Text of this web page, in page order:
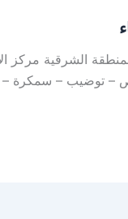
الشرقية مركز
– توضيب – سمكرة